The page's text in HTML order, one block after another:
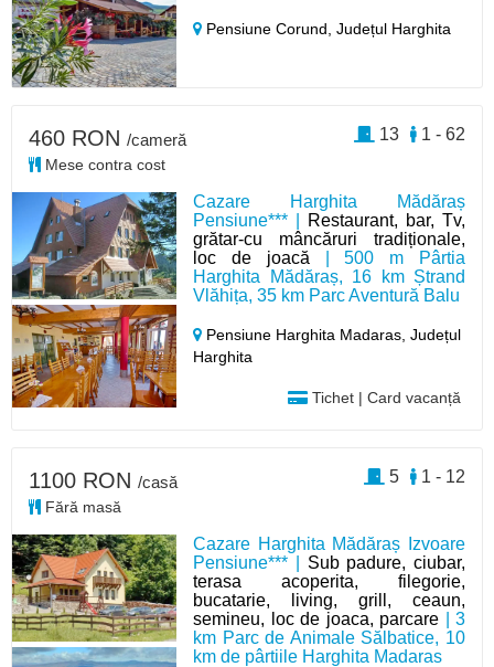
Pensiune Corund,Județul Harghita
Cazare Harghita Mădăraș
Pensiune*** |
Restaurant, bar, Tv,
grătar-cu mâncăruri tradiționale,
loc de joacă | 500 m Pârtia
Harghita Mădăraș, 16 km Ștrand
Vlăhița, 35 km Parc Aventură Balu
Pensiune Harghita Madaras,Județul
Harghita
Tichet | Card vacanță
460 RON /cameră
Mese contra cost
1 - 62
13
Cazare Harghita Mădăraș Izvoare
Pensiune*** | Sub padure, ciubar,
terasa acoperita, filegorie,
bucatarie, living, grill, ceaun,
semineu, loc de joaca, parcare | 3
km Parc de Animale Sălbatice, 10
km de pârtiile Harghita Madaras
1100 RON /casă
Fără masă
1 - 12
5